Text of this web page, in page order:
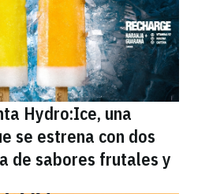
Hydro:Ice, una
se estrena con dos
de sabores frutales y